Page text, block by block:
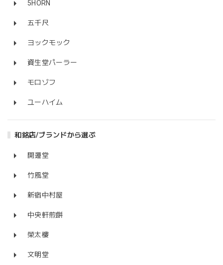
5HORN
五千尺
ヨックモック
資生堂パーラー
モロゾフ
ユーハイム
和銘店/ブランドから選ぶ
開運堂
竹風堂
新宿中村屋
中央軒煎餅
榮太樓
文明堂